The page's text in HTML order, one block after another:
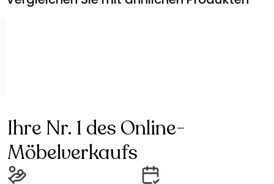
Ihre Nr. 1 des Online-
Möbelverkaufs